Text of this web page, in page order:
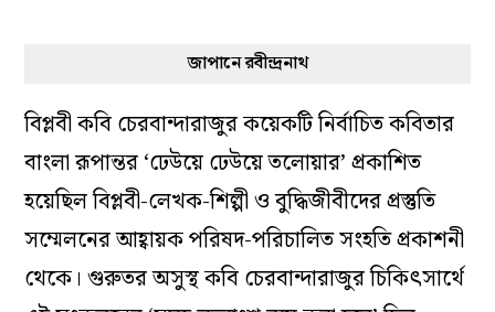
জাপানে রবীন্দ্রনাথ
বিপ্লবী কবি চেরবান্দারাজুর কয়েকটি নির্বাচিত কবিতার
বাংলা রূপান্তর ‘ঢেউয়ে ঢেউয়ে তলোয়ার’ প্রকাশিত
হয়েছিল বিপ্লবী-লেখক-শিল্পী ও বুদ্ধিজীবীদের প্রস্তুতি
সম্মেলনের আহ্বায়ক পরিষদ-পরিচালিত সংহতি প্রকাশনী
থেকে। গুরুতর অসুস্থ কবি চেরবান্দারাজুর চিকিৎসার্থে